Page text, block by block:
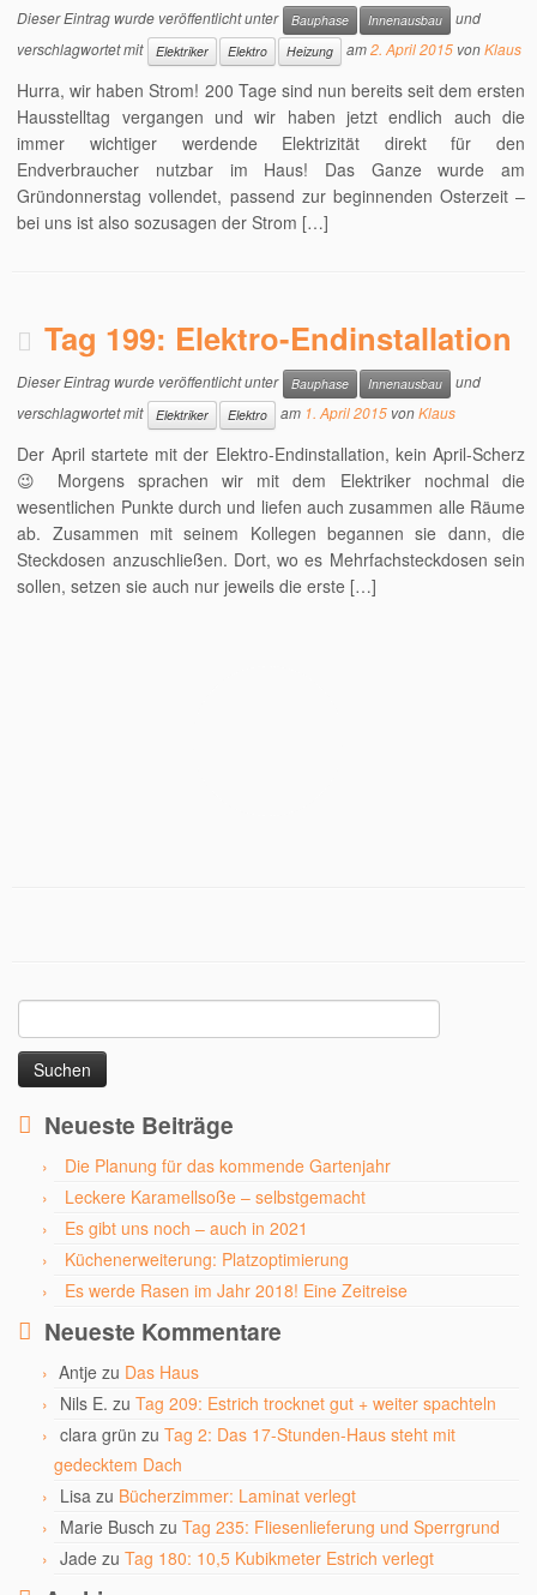
Dieser Eintrag wurde veröffentlicht unter Bauphase Innenausbau
und
verschlagwortet mit
Elektriker Elektro Heizung am2. April 2015 vonKlaus
Hurra, wir haben Strom! 200 Tage sind nun bereits seit dem ersten
Hausstelltag vergangen und wir haben jetzt endlich auch die
immer wichtiger werdende Elektrizität direkt für den
Endverbraucher nutzbar im Haus! Das Ganze wurde am
Gründonnerstag vollendet, passend zur beginnenden Osterzeit –
bei uns ist also sozusagen der Strom […]
Tag 199: Elektro-Endinstallation
Dieser Eintrag wurde veröffentlicht unter Bauphase Innenausbau
und
verschlagwortet mit
Elektriker Elektro am 1. April 2015 vonKlaus
Der April startete mit der Elektro-Endinstallation, kein April-Scherz
😉 Morgens sprachen wir mit dem Elektriker nochmal die
wesentlichen Punkte durch und liefen auch zusammen alle Räume
ab. Zusammen mit seinem Kollegen begannen sie dann, die
Steckdosen anzuschließen. Dort, wo es Mehrfachsteckdosen sein
sollen, setzen sie auch nur jeweils die erste […]
nach:
Neueste Beiträge
Die Planung für das kommende Gartenjahr
Leckere Karamellsoße – selbstgemacht
Es gibt uns noch – auch in 2021
Küchenerweiterung: Platzoptimierung
Es werde Rasen im Jahr 2018! Eine Zeitreise
Neueste Kommentare
Antje zu Das Haus
Nils E. zu Tag 209: Estrich trocknet gut + weiter spachteln
clara grün zu Tag 2: Das 17-Stunden-Haus steht mit
gedecktem Dach
Lisa zu Bücherzimmer: Laminat verlegt
Marie Busch zu Tag 235: Fliesenlieferung und Sperrgrund
Jade zu Tag 180: 10,5 Kubikmeter Estrich verlegt